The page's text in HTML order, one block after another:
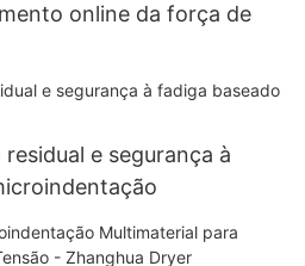
online da força de
e segurança à